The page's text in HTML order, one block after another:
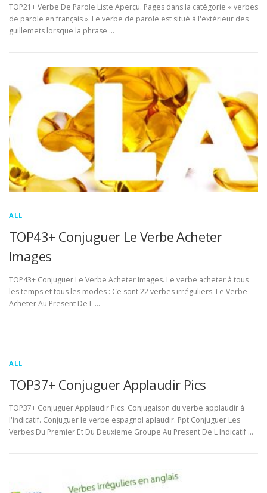
TOP21+ Verbe De Parole Liste Aperçu. Pages dans la catégorie « verbes
de parole en français ». Le verbe de parole est situé à l'extérieur des
guillemets lorsque la phrase …
ALL
TOP43+ Conjuguer Le Verbe Acheter
Images
TOP43+ Conjuguer Le Verbe Acheter Images. Le verbe acheter à tous
les temps et tous les modes : Ce sont 22 verbes irréguliers. Le Verbe
Acheter Au Present De L …
ALL
TOP37+ Conjuguer Applaudir Pics
TOP37+ Conjuguer Applaudir Pics. Conjugaison du verbe applaudir à
l'indicatif. Conjuguer le verbe espagnol aplaudir. Ppt Conjuguer Les
Verbes Du Premier Et Du Deuxieme Groupe Au Present De L Indicatif …